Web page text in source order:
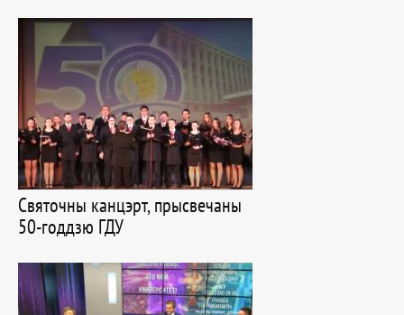
Святочны канцэрт, прысвечаны
50-годдзю ГДУ